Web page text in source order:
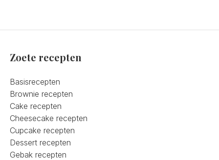
Zoete recepten
Basisrecepten
Brownie recepten
Cake recepten
Cheesecake recepten
Cupcake recepten
Dessert recepten
Gebak recepten